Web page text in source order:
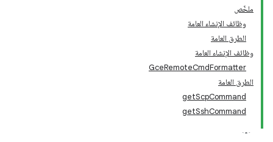
ملخّص
وظائف الإنشاء العامة
الطرق العامة
وظائف الإنشاء العامة
GceRemoteCmdFormatter
الطرق العامة
getScpCommand
getSshCommand